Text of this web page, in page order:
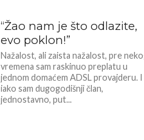
“Žao nam je što odlazite,
evo poklon!”
Nažalost, ali zaista nažalost, pre
vremena sam raskinuo preplatu u
jednom domaćem ADSL provajderu. I
iako sam dugogodišnji član,
jednostavno, put...